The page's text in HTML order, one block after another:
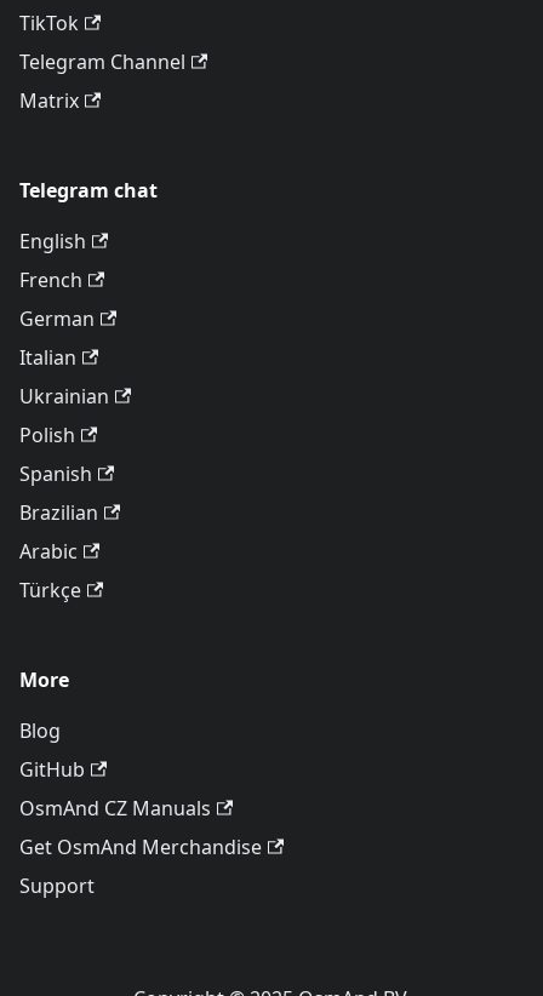
TikTok
Telegram Channel
Matrix
Telegram chat
English
French
German
Italian
Ukrainian
Polish
Spanish
Brazilian
Arabic
Türkçe
More
Blog
GitHub
OsmAnd CZ Manuals
Get OsmAnd Merchandise
Support